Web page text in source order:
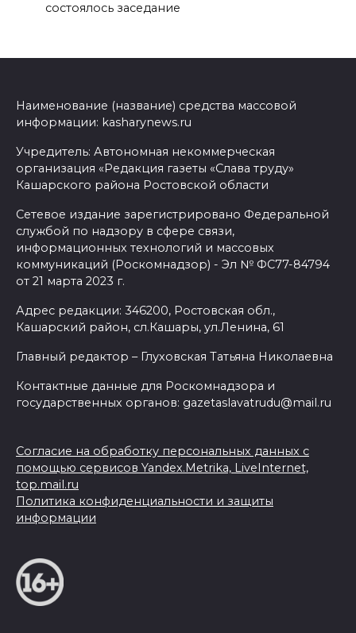
состоялось заседание
Наименование (название) средства массовой
информации: kasharynews.ru
Учредитель: Автономная некоммерческая
организация «Редакция газеты «Слава труду»
Кашарского района Ростовской области
Сетевое издание зарегистрировано Федеральной
службой по надзору в сфере связи,
информационных технологий и массовых
коммуникаций (Роскомнадзор) - Эл № ФС77-84794
от 21 марта 2023 г.
Адрес редакции: 346200, Ростовская обл.,
Кашарский район, сл.Кашары, ул.Ленина, 61
Главный редактор – Глуховская Татьяна Николаевна
Контактные данные для Роскомнадзора и
государственных органов: gazetaslavatrudu@mail.ru
Согласие на обработку персональных данных с
помощью сервисов Yandex.Metrika, LiveInternet,
top.mail.ru
Политика конфиденциальности и защиты
информации